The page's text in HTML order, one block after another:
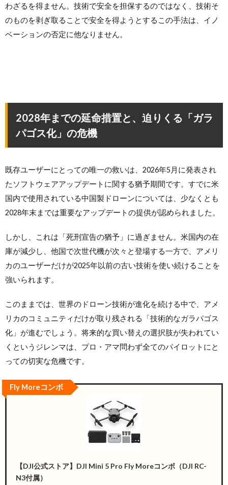
わざるを得ません。技術で安全を担保するのではなく、技術そ
のものを剥ぎ取ることで安全を得ようとするこの手法は、イノ
ベーションの否定に他なりません。
2028年までの延命措置と、迫りくる「ガラ
パゴス化」の危機
既存ユーザーにとっての唯一の救いは、2026年5月に発表され
たソフトウェアアップデートに関する猶予期間です。すでに米
国内で使用されている中国製ドローンについては、少なくとも
2028年末までは重要なアップデートの提供が認められました。
しかし、これは「死刑宣告の猶予」に過ぎません。米国内の在
庫が減少し、他国で次世代機が次々と登場する一方で、アメリ
カのユーザーだけが2025年以前の古い技術を使い続けることを
強いられます。
このままでは、世界のドローン技術が進化を続ける中で、アメ
リカのコミュニティだけが取り残される「技術的なガラパゴス
化」が進むでしょう。将来的な買い替えの選択肢が失われてい
くというジレンマは、プロ・アマ問わず全てのパイロットにと
っての切実な危機です。
【DJI公式ストア】DJI Mini 5 Pro Fly Moreコンボ（DJI RC-
N3付属）
Fly Moreコンボ